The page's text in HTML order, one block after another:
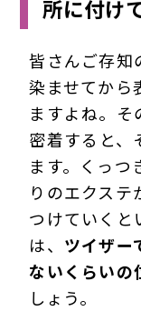
所に付け
皆さんご存知
染ませてから
ますよね。そ
密着すると、
ます。くっ
りのエクステ
つけていくと
は、 ツイザー
ないくらいの
しょう。